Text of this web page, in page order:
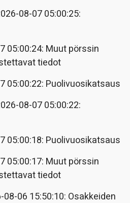
08-07 05:00:25:
05:00:24: Muut pörssin
tiedot
05:00:22: Puolivuosikatsaus
08-07 05:00:22:
05:00:18: Puolivuosikatsaus
05:00:17: Muut pörssin
tiedot
08-06 15:50:10: Osakkeiden